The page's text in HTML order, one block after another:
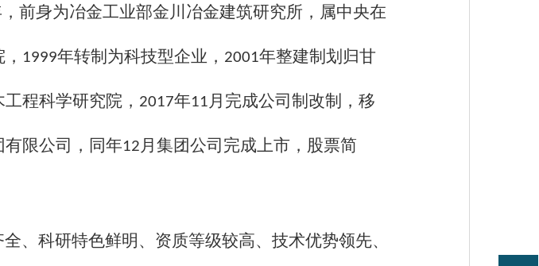
前身为冶金工业部金川冶金建筑研究所，属中央在
1999年转制为科技型企业， 2001年整建制划归甘
程科学研究院， 2017年11 月完成公司制改制，移
限公司，同年12 月集团公司完成上市，股票简
、科研特色鲜明、资质等级较高、技术优势领先、